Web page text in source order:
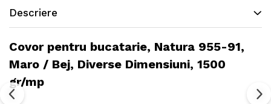
Descriere
Covor pentru bucatarie, Natura 955-91,
Maro / Bej, Diverse Dimensiuni, 1500
gr/mp